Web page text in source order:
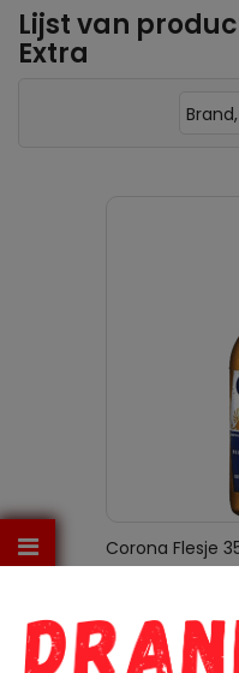
Lijst van
Extra
Corona Flesje
IN